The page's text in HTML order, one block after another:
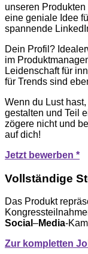
unseren
eine geniale Idee
spannende
Dein Profil?
im
Leidenschaft für
für Trends sind
Wenn du Lust
gestalten und Teil
zögere nicht und
auf dich!
Jetzt bewerben *
Vollständige
Das Produkt
Social –Media-
Zur kompletten